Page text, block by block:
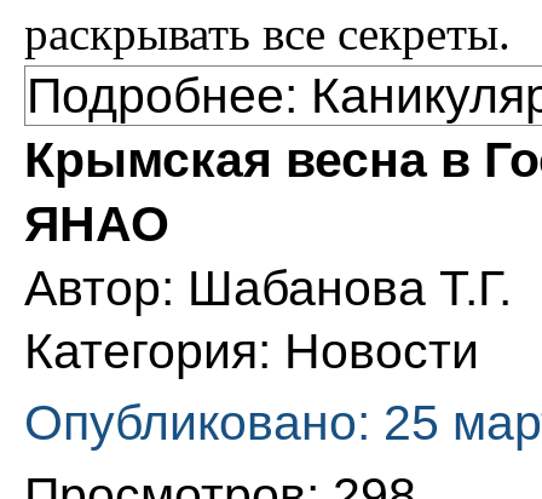
раскрывать все секреты.
Подробнее:
Крымская весна в
ЯНАО
Автор: Шабанова Т.Г.
Категория: Новости
Опубликовано: 25